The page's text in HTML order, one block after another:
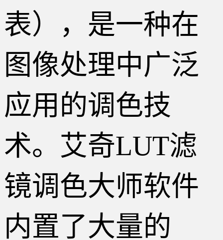
表），是一种在
图像处理中广泛
应用的调色技
术。艾奇LUT滤
镜调色大师软件
内置了大量的